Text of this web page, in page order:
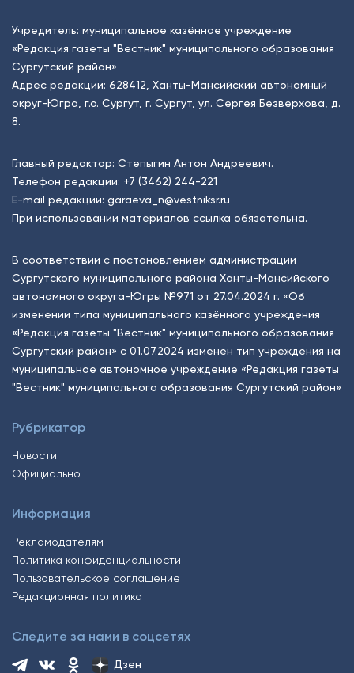
Учредитель: муниципальное казённое учреждение
«Редакция газеты "Вестник" муниципального образования
Сургутский район»
Адрес редакции: 628412, Ханты-Мансийский автономный
округ-Югра, г.о. Сургут, г. Сургут, ул. Сергея Безверхова, д.
8.
Главный редактор: Степыгин Антон Андреевич.
Телефон редакции: +7 (3462) 244-221
E-mail редакции: garaeva_n@vestniksr.ru
При использовании материалов ссылка обязательна.
В соответствии с постановлением администрации
Сургутского муниципального района Ханты-Мансийского
автономного округа-Югры №971 от 27.04.2024 г. «Об
изменении типа муниципального казённого учреждения
«Редакция газеты "Вестник" муниципального образования
Сургутский район» с 01.07.2024 изменен тип учреждения на
муниципальное автономное учреждение «Редакция газеты
"Вестник" муниципального образования Сургутский район»
Рубрикатор
Новости
Официально
Информация
Рекламодателям
Политика конфиденциальности
Пользовательское соглашение
Редакционная политика
Следите за нами в соцсетях
Дзен